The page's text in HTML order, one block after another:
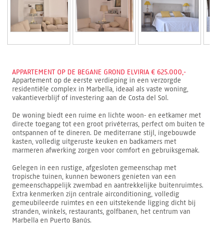
APPARTEMENT OP DE BEGANE GROND ELVIRIA € 625.000,-
Appartement op de eerste verdieping in een verzorgde
residentiële complex in Marbella, ideaal als vaste woning,
vakantieverblijf of investering aan de Costa del Sol.
De woning biedt een ruime en lichte woon- en eetkamer met
directe toegang tot een groot privéterras, perfect om buiten te
ontspannen of te dineren. De mediterrane stijl, ingebouwde
kasten, volledig uitgeruste keuken en badkamers met
marmeren afwerking zorgen voor comfort en gebruiksgemak.
Gelegen in een rustige, afgesloten gemeenschap met
tropische tuinen, kunnen bewoners genieten van een
gemeenschappelijk zwembad en aantrekkelijke buitenruimtes.
Extra kenmerken zijn centrale airconditioning, volledig
gemeubileerde ruimtes en een uitstekende ligging dicht bij
stranden, winkels, restaurants, golfbanen, het centrum van
Marbella en Puerto Banús.